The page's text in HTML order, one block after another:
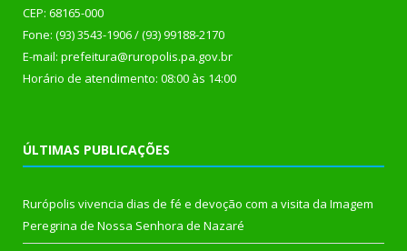
CEP: 68165-000
Fone: (93) 3543-1906 / (93) 99188-2170
E-mail: prefeitura@ruropolis.pa.gov.br
Horário de atendimento: 08:00 às 14:00
ÚLTIMAS PUBLICAÇÕES
Rurópolis vivencia dias de fé e devoção com a visita da Imagem
Peregrina de Nossa Senhora de Nazaré